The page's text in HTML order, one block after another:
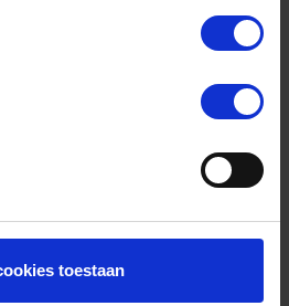
toestaan
in delen besteden?
van je VVV
uitgeven.